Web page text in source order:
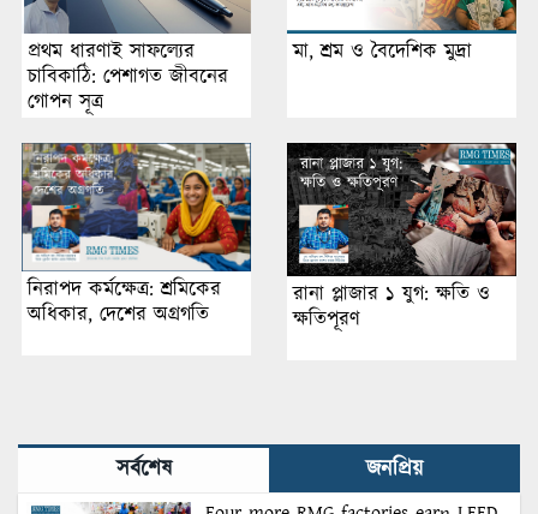
প্রথম ধারণাই সাফল্যের
চাবিকাঠি: পেশাগত জীবনের
গোপন সূত্র
মা, শ্রম ও বৈদেশিক মুদ্রা
নিরাপদ কর্মক্ষেত্র: শ্রমিকের
অধিকার, দেশের অগ্রগতি
রানা প্লাজার ১ যুগ: ক্ষতি ও
ক্ষতিপূরণ
সর্বশেষ জনপ্রিয়